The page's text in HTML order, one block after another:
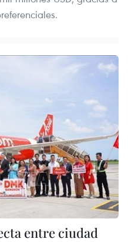
entre ciudad